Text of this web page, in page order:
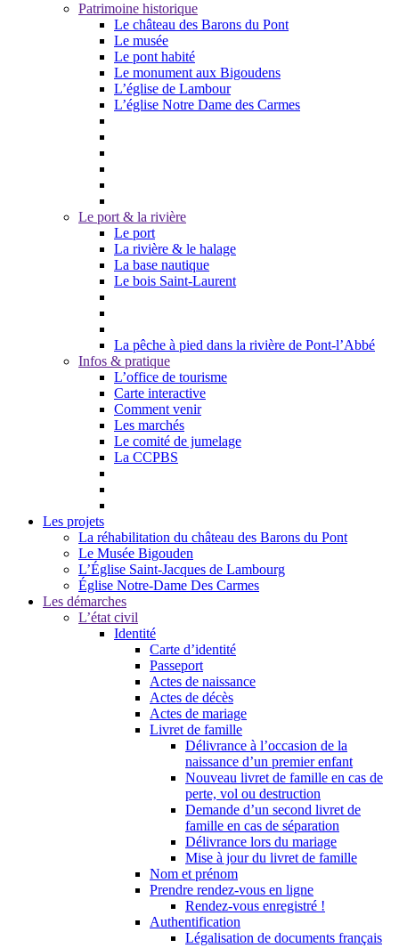
Patrimoine historique
Le château des Barons du Pont
Le musée
Le pont habité
Le monument aux Bigoudens
L’église de Lambour
L’église Notre Dame des Carmes
Le port & la rivière
Le port
La rivière & le halage
La base nautique
Le bois Saint-Laurent
La pêche à pied dans la rivière de Pont-l’Abbé
Infos & pratique
L’office de tourisme
Carte interactive
Comment venir
Les marchés
Le comité de jumelage
La CCPBS
Les projets
La réhabilitation du château des Barons du Pont
Le Musée Bigouden
L’Église Saint-Jacques de Lambourg
Église Notre-Dame Des Carmes
Les démarches
L’état civil
Identité
Carte d’identité
Passeport
Actes de naissance
Actes de décès
Actes de mariage
Livret de famille
Délivrance à l’occasion de la
naissance d’un premier enfant
Nouveau livret de famille en cas de
perte, vol ou destruction
Demande d’un second livret de
famille en cas de séparation
Délivrance lors du mariage
Mise à jour du livret de famille
Nom et prénom
Prendre rendez-vous en ligne
Rendez-vous enregistré !
Authentification
Légalisation de documents français